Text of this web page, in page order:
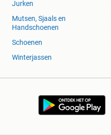
Jurken
Mutsen, Sjaals en
Handschoenen
Schoenen
Winterjassen